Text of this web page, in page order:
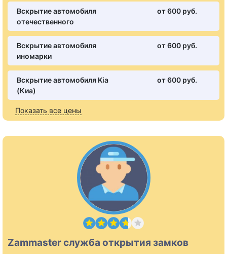
Вскрытие автомобиля
отечественного
от 600 pуб.
Вскрытие автомобиля
иномарки
от 600 pуб.
Вскрытие автомобиля Kia
(Киа)
от 600 pуб.
Показать все цены
Zammaster служба открытия замков